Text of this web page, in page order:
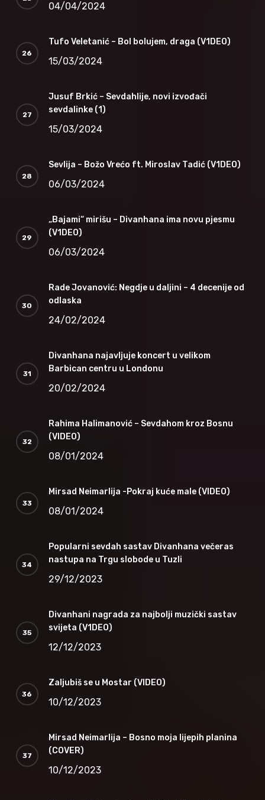
04/04/2024
Tufo Veletanić – Bol bolujem, draga (V1DEO)
15/03/2024
Jusuf Brkić – Sevdahlije, novi izvođači
sevdalinke (1)
15/03/2024
Sevlija – Božo Vrećo ft. Miroslav Tadić (V1DEO)
06/03/2024
„Bajami“ mirišu – Divanhana ima novu pjesmu
(V1DEO)
06/03/2024
Rade Jovanović: Negdje u daljini – 4 decenije od
odlaska
24/02/2024
Divanhana najavljuje koncert u velikom
Barbican centru u Londonu
20/02/2024
Rahima Halimanović – Sevdahom kroz Bosnu
(VIDEO)
08/01/2024
Mirsad Neimarlija -Pokraj kuće male (VIDEO)
08/01/2024
Popularni sevdah sastav Divanhana večeras
nastupa na Trgu slobode u Tuzli
29/12/2023
Divanhani nagrada za najbolji muzički sastav
svijeta (V1DEO)
12/12/2023
Zaljubiš se u Mostar (VIDEO)
10/12/2023
Mirsad Neimarlija – Bosno moja lijepih planina
(COVER)
10/12/2023